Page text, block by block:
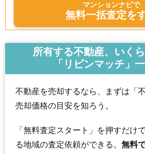
マンションナビで
無料一括査定を
所有する不動産、いく
「リビンマッチ」
不動産を売却するなら、まずは「
売却価格の目安を知ろう。
「無料査定スタート」を押すだけ
る地域の査定依頼ができる。 無料